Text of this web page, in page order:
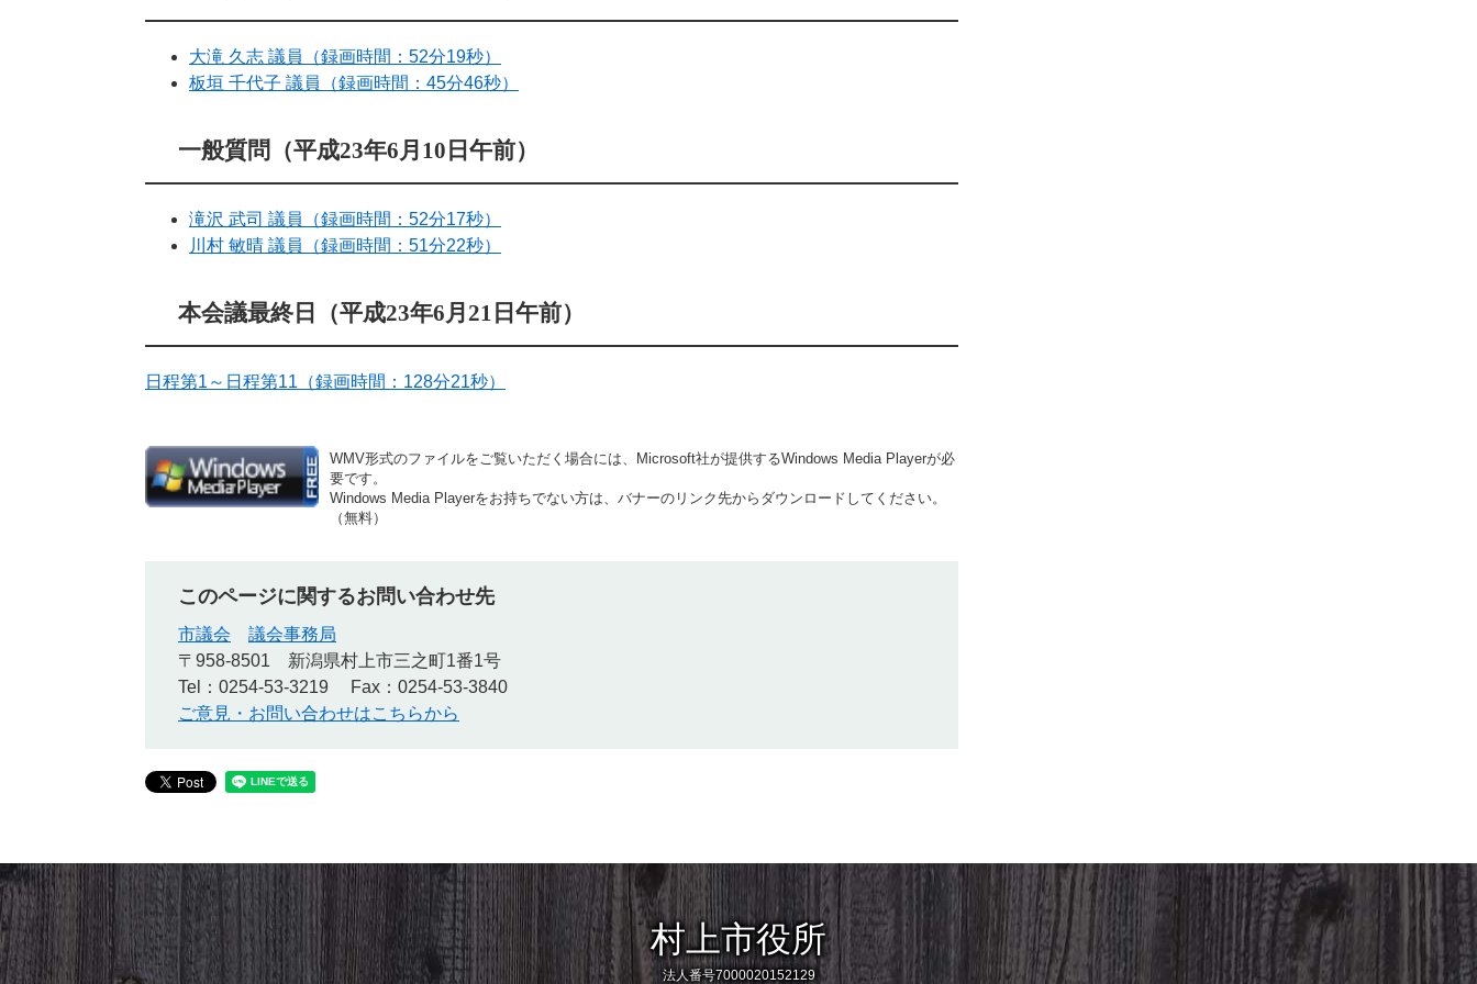
大滝 久志 議員（録画時間：52分19秒）
板垣 千代子 議員（録画時間：45分46秒）
一般質問（平成23年6月10日午前）
滝沢 武司 議員（録画時間：52分17秒）
川村 敏晴 議員（録画時間：51分22秒）
本会議最終日（平成23年6月21日午前）
日程第1～日程第11（録画時間：128分21秒）
WMV形式のファイルをご覧いただく場合には、Microsoft社が提供するWindows Media Playerが必
要です。
Windows Media Playerをお持ちでない方は、バナーのリンク先からダウンロードしてください。
（無料）
このページに関するお問い合わせ先
市議会
議会事務局
〒958-8501
新潟県村上市三之町1番1号
Tel：0254-53-3219
Fax：0254-53-3840
ご意見・お問い合わせはこちらから
村上市役所
法人番号7000020152129